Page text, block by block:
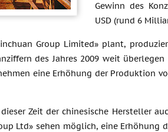
Gewinn des
USD (rund 6
Group Limited» plant,
des Jahres 2009 weit
eine Erhöhung der Produktion
Zeit der chinesische Hersteller
Ltd» sehen möglich, eine